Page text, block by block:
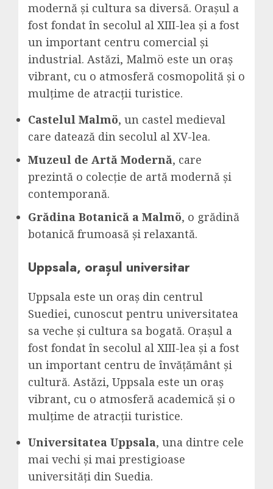
modernă și cultura sa diversă. Orașul a
fost fondat în secolul al XIII-lea și a fost
un important centru comercial și
industrial. Astăzi, Malmö este un oraș
vibrant, cu o atmosferă cosmopolită și o
mulțime de atracții turistice.
Castelul Malmö, un castel medieval
care datează din secolul al XV-lea.
Muzeul de Artă Modernă, care
prezintă o colecție de artă modernă și
contemporană.
Grădina Botanică a Malmö, o grădină
botanică frumoasă și relaxantă.
Uppsala, orașul universitar
Uppsala este un oraș din centrul
Suediei, cunoscut pentru universitatea
sa veche și cultura sa bogată. Orașul a
fost fondat în secolul al XIII-lea și a fost
un important centru de învățământ și
cultură. Astăzi, Uppsala este un oraș
vibrant, cu o atmosferă academică și o
mulțime de atracții turistice.
Universitatea Uppsala, una dintre cele
mai vechi și mai prestigioase
universități din Suedia.